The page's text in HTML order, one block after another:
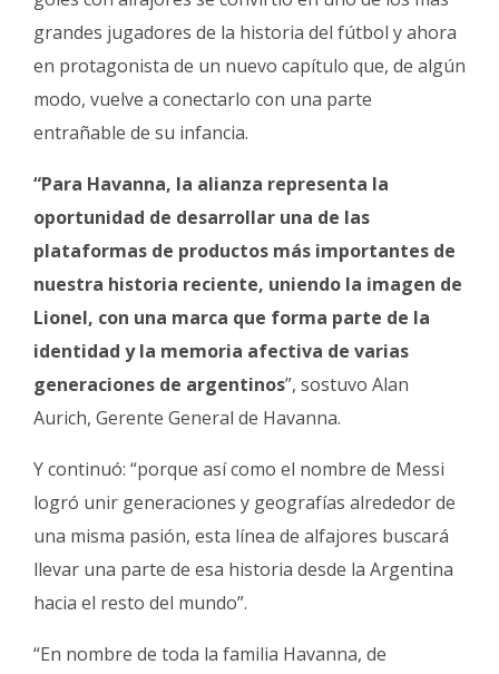
grandes jugadores de la historia del fútbol y ahora
en protagonista de un nuevo capítulo que, de algún
modo, vuelve a conectarlo con una parte
entrañable de su infancia.
“Para Havanna, la alianza representa la
oportunidad de desarrollar una de las
plataformas de productos más importantes de
nuestra historia reciente, uniendo la imagen de
Lionel, con una marca que forma parte de la
identidad y la memoria afectiva de varias
generaciones de argentinos”, sostuvo Alan
Aurich, Gerente General de Havanna.
Y continuó: “porque así como el nombre de Messi
logró unir generaciones y geografías alrededor de
una misma pasión, esta línea de alfajores buscará
llevar una parte de esa historia desde la Argentina
hacia el resto del mundo”.
“En nombre de toda la familia Havanna, de